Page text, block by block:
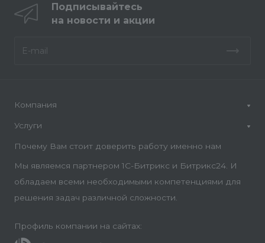
Подписывайтесь
на новости и акции
Компания
Услуги
Почему Вам стоит доверить работу именно нам
Мы являемся партнером 1С-Битрикс и Битрикс24. И
обладаем всеми необходимыми компетенциями для
решения задач различной сложности.
Профиль компании на сайтах: